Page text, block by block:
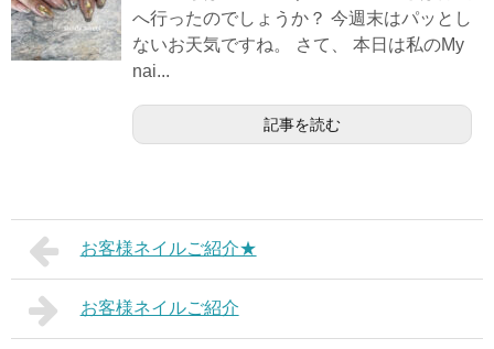
へ行ったのでしょうか？ 今週末はパッとし
ないお天気ですね。 さて、 本日は私のMy
nai...
記事を読む
お客様ネイルご紹介★
お客様ネイルご紹介